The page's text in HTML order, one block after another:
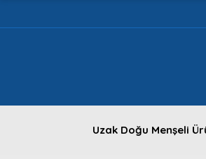
Uzak Doğu Menşeli